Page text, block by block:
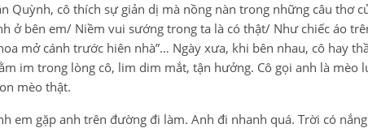
Quỳnh, cô thích sự giản dị mà nồng nàn trong những câu thơ
ở bên em/ Niềm vui sướng trong ta là có thật/ Như chiếc áo
mở cánh trước hiên nhà”… Ngày xưa, khi bên nhau, cô hay
im trong lòng cô, lim dim mắt, tận hưởng. Cô gọi anh là mèo
mèo thật.
em gặp anh trên đường đi làm. Anh đi nhanh quá. Trời có